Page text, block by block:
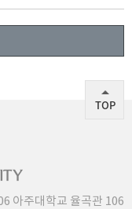
아주대학교 율곡관 106
TOP